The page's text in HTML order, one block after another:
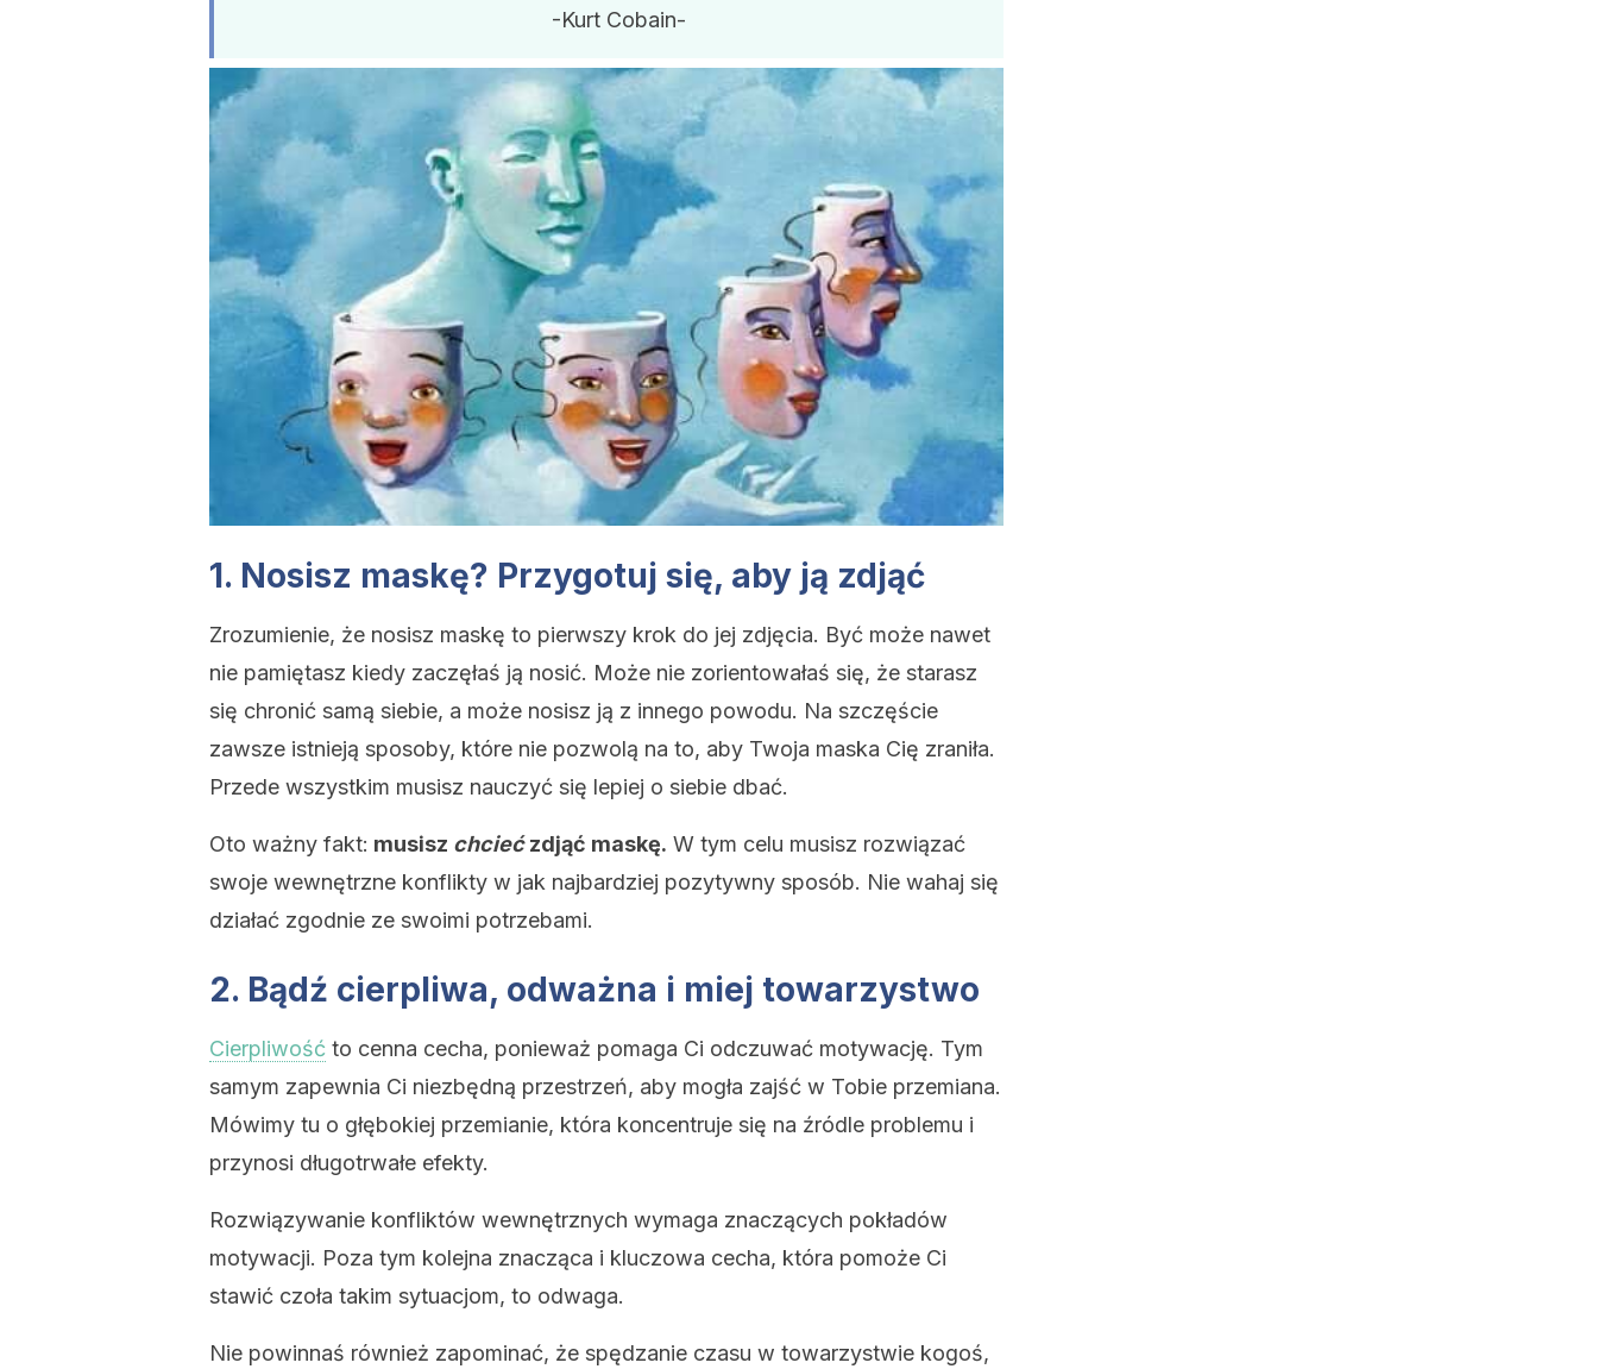
-Kurt Cobain-
1. Nosisz maskę? Przygotuj się, aby ją zdjąć
Zrozumienie, że nosisz maskę to pierwszy krok do jej zdjęcia. Być może nawet
nie pamiętasz kiedy zaczęłaś ją nosić. Może nie zorientowałaś się, że starasz
się chronić samą siebie, a może nosisz ją z innego powodu. Na szczęście
zawsze istnieją sposoby, które nie pozwolą na to, aby Twoja maska Cię zraniła.
Przede wszystkim musisz nauczyć się lepiej o siebie dbać.
Oto ważny fakt: musisz chciećzdjąć maskę. W tym celu musisz rozwiązać
swoje wewnętrzne konflikty w jak najbardziej pozytywny sposób. Nie wahaj się
działać zgodnie ze swoimi potrzebami.
2. Bądź cierpliwa, odważna i miej towarzystwo
Cierpliwość to cenna cecha, ponieważ pomaga Ci odczuwać motywację. Tym
samym zapewnia Ci niezbędną przestrzeń, aby mogła zajść w Tobie przemiana.
Mówimy tu o głębokiej przemianie, która koncentruje się na źródle problemu i
przynosi długotrwałe efekty.
Rozwiązywanie konfliktów wewnętrznych wymaga znaczących pokładów
motywacji. Poza tym kolejna znacząca i kluczowa cecha, która pomoże Ci
stawić czoła takim sytuacjom, to odwaga.
Nie powinnaś również zapominać, że spędzanie czasu w towarzystwie kogoś,